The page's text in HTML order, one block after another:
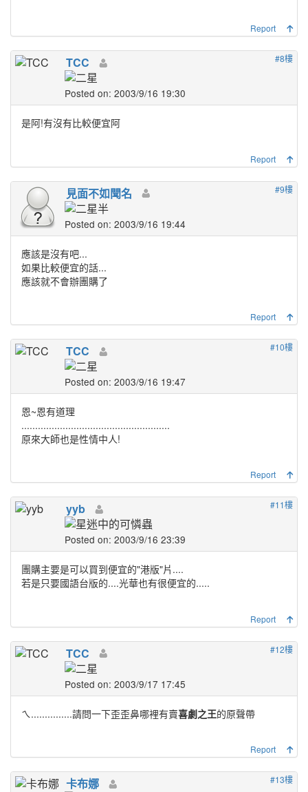
Report
#8樓
TCC
Posted on: 2003/9/16 19:30
是阿!有沒有比較便宜阿
Report
#9樓
見面不如聞名
Posted on: 2003/9/16 19:44
應該是沒有吧...
如果比較便宜的話...
應該就不會辦團購了
Report
#10樓
TCC
Posted on: 2003/9/16 19:47
恩~恩有道理
......................................................
原來大師也是性情中人!
Report
#11樓
yyb
Posted on: 2003/9/16 23:39
團購主要是可以買到便宜的"港版"片....
若是只要國語台版的....光華也有很便宜的.....
Report
#12樓
TCC
Posted on: 2003/9/17 17:45
ㄟ...............請問一下歪歪鼻哪裡有賣喜劇之王的原聲帶
Report
#13樓
卡布娜